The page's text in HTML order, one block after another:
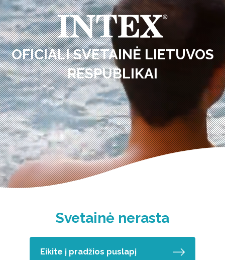
OFICIALI SVETAINĖ LIETUVOS
RESPUBLIKAI
Svetainė nerasta
Eikite į pradžios puslapį